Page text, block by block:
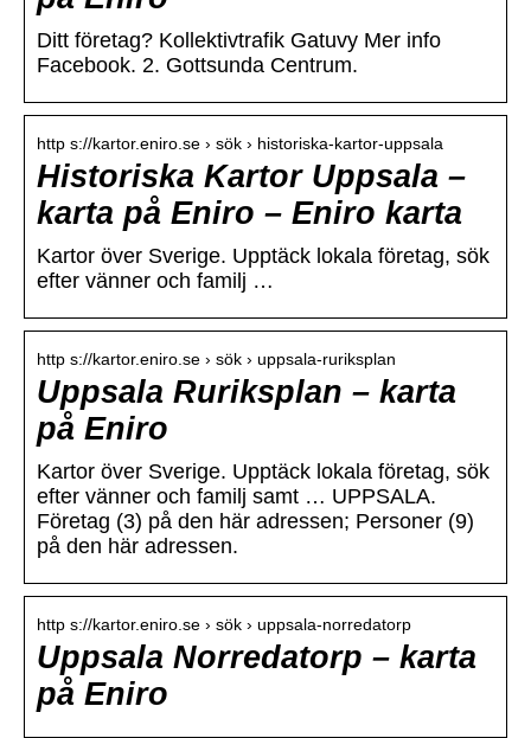
Ditt företag? Kollektivtrafik Gatuvy Mer info
Facebook. 2. Gottsunda Centrum.
http s://kartor.eniro.se › sök › historiska-kartor-uppsala
Historiska Kartor Uppsala –
karta på Eniro – Eniro karta
Kartor över Sverige. Upptäck lokala företag, sök
efter vänner och familj …
http s://kartor.eniro.se › sök › uppsala-ruriksplan
Uppsala Ruriksplan – karta
på Eniro
Kartor över Sverige. Upptäck lokala företag, sök
efter vänner och familj samt … UPPSALA.
Företag (3) på den här adressen; Personer (9)
på den här adressen.
http s://kartor.eniro.se › sök › uppsala-norredatorp
Uppsala Norredatorp – karta
på Eniro